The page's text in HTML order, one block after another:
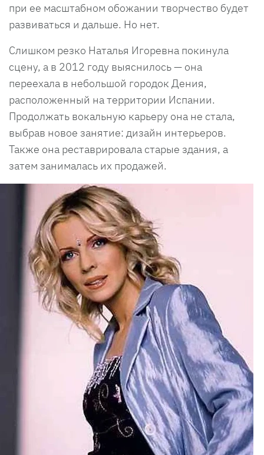
при ее масштабном обожании творчество будет
развиваться и дальше. Но нет.
Слишком резко Наталья Игоревна покинула
сцену, а в 2012 году выяснилось — она
переехала в небольшой городок Дения,
расположенный на территории Испании.
Продолжать вокальную карьеру она не стала,
выбрав новое занятие: дизайн интерьеров.
Также она реставрировала старые здания, а
затем занималась их продажей.